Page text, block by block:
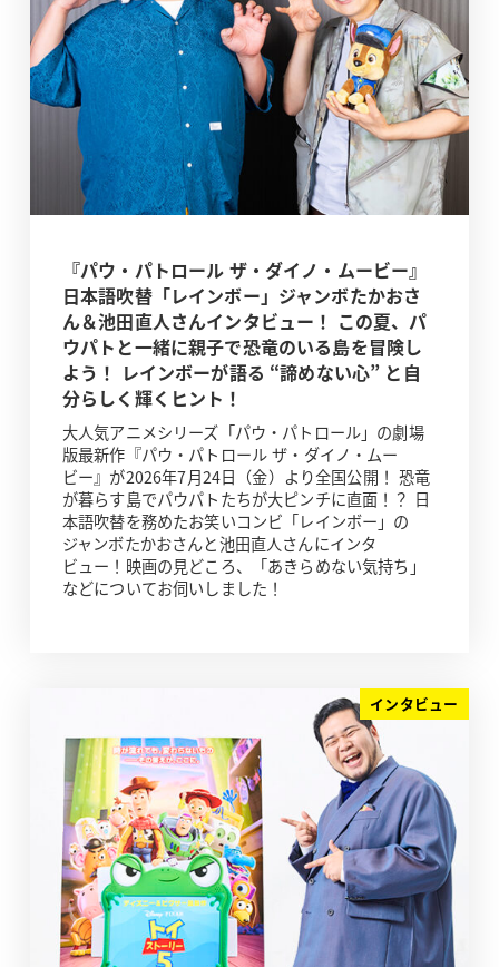
『パウ・パトロール ザ・ダイノ・ムービー』
日本語吹替「レインボー」ジャンボたかおさ
ん＆池田直人さんインタビュー！ この夏、パ
ウパトと一緒に親子で恐竜のいる島を冒険し
よう！ レインボーが語る “諦めない心” と自
分らしく輝くヒント！
大人気アニメシリーズ「パウ・パトロール」の劇場
版最新作『パウ・パトロール ザ・ダイノ・ムー
ビー』が2026年7月24日（金）より全国公開！ 恐竜
が暮らす島でパウパトたちが大ピンチに直面！？ 日
本語吹替を務めたお笑いコンビ「レインボー」の
ジャンボたかおさんと池田直人さんにインタ
ビュー！映画の見どころ、「あきらめない気持ち」
などについてお伺いしました！
インタビュー